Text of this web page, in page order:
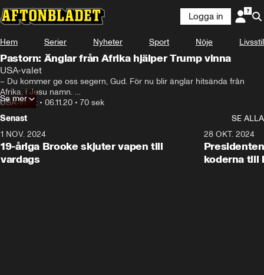
Logga in
Hem Serier Nyheter Sport Nöje Livsstil
Pastorn: Änglar från Afrika hjälper Trump vinna
USA-valet
– Du kommer ge oss segern, Gud. För nu blir änglar hitsända från
Afrika, i Jesu namn.
Så lät det när Donald Trumps spirituella rådgivare Paula White-Cain
bad för presidentens vinst under en gudstjänst.
USA-valet • 06.11.20 • 70 sek
Se mer
Senast
SE ALLA
1 NOV. 2024
19-åriga Brooke skjuter vapen till
vardags
28 OKT. 2024
koderna till